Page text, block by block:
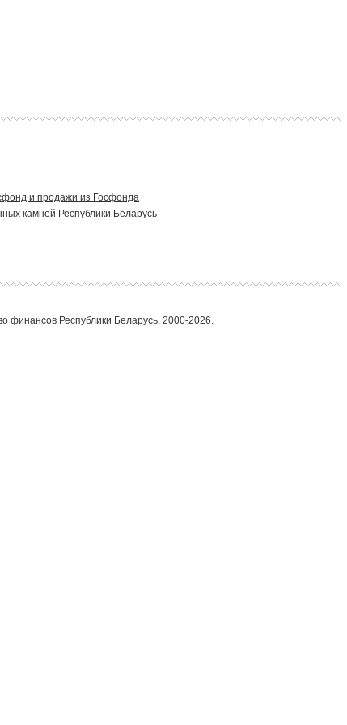
и продажи из Госфонда
камней Республики Беларусь
финансов Республики Беларусь, 2000-2026.